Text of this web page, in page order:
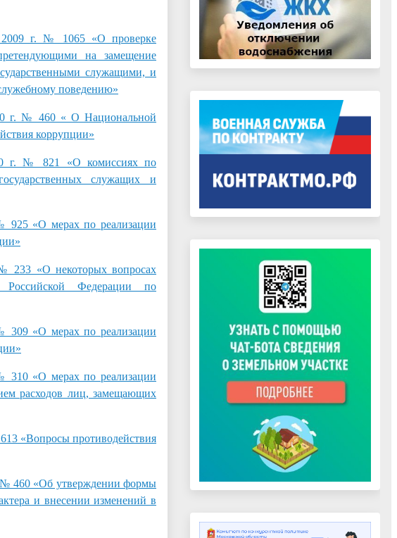
г. № 1065 «О проверке
на замещение
служащими, и
поведению»
№ 460 « О Национальной
коррупции»
№ 821 «О комиссиях по
служащих и
«О мерах по реализации
«О некоторых вопросах
Российской Федерации по
«О мерах по реализации
«О мерах по реализации
расходов лиц, замещающих
противодействия
«Об утверждении формы
и внесении изменений в